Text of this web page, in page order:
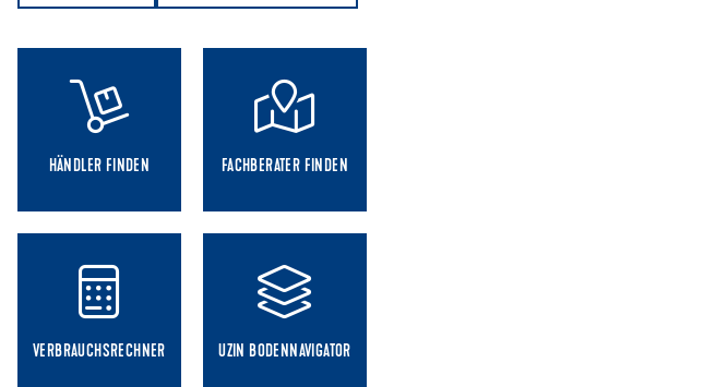
HÄNDLER FINDEN FACHBERATER FINDEN
VERBRAUCHSRECHNER UZIN BODENNAVIGATOR